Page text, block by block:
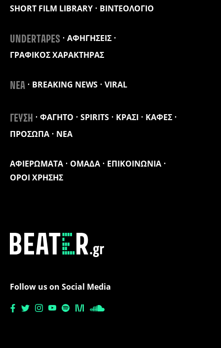
ΑΦΙΕΡΩΜΑΤΑ ΟΜΑΔΑ
ΕΠΙΚΟΙΝΩΝΙΑ
ΟΡΟΙ ΧΡΗΣΗΣ
SHORT FILM LIBRARY
ΒΙΝΤΕΟΛΟΓΙΟ
UNDERTAPES
ΑΦΗΓΗΣΕΙΣ
ΓΡΑΦΙΚΟΣ ΧΑΡΑΚΤΗΡΑΣ
ΝΕΑ BREAKING NEWS VIRAL
ΓΕΥΣΗ ΦΑΓΗΤΟ SPIRITS ΚΡΑΣΙ
ΚΑΦΕΣ
ΠΡΟΣΩΠΑ
ΝΕΑ
Follow us on Social Media